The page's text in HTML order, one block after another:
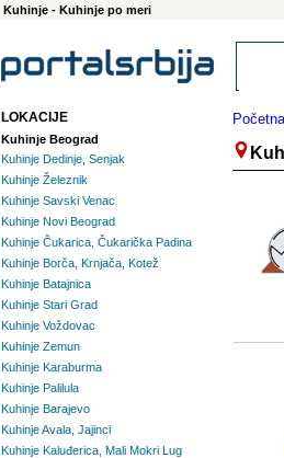
Kuhinje - Kuhinje po meri
Početna
LOKACIJE
Kuhinje Beograd
Kuhinje Dedinje, Senjak
Kuhinje Železnik
Kuhinje Savski Venac
Kuhinje Novi Beograd
Kuhinje Čukarica, Čukarička Padina
Kuhinje Borča, Krnjača, Kotež
Kuhinje Batajnica
Kuhinje Stari Grad
Kuhinje Voždovac
Kuhinje Zemun
Kuhinje Karaburma
Kuhinje Palilula
Kuhinje Barajevo
Kuhinje Avala, Jajinci
Kuhinje Kaluđerica, Mali Mokri Lug